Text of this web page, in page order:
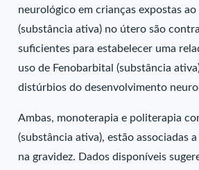
neurológico em crianças expostas ao
(substância ativa) no útero são
suficientes para estabelecer uma
uso de Fenobarbital (substância
distúrbios do desenvolvimento
Ambas, monoterapia e politerapia
(substância ativa), estão associadas
na gravidez. Dados disponíveis